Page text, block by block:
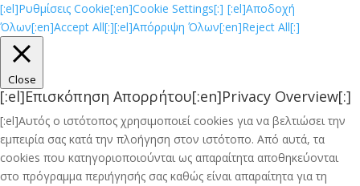
[:el]Ρυθμίσεις Cookie[:en]Cookie Settings[:] [:el]Αποδοχή
Όλων[:en]Accept All[:][:el]Απόρριψη Όλων[:en]Reject All[:]
Close
[:el]Επισκόπηση Απορρήτου[:en]Privacy Overview[:]
[:el]Αυτός ο ιστότοπος χρησιμοποιεί cookies για να βελτιώσει την
εμπειρία σας κατά την πλοήγηση στον ιστότοπο. Από αυτά, τα
cookies που κατηγοριοποιούνται ως απαραίτητα αποθηκεύονται
στο πρόγραμμα περιήγησής σας καθώς είναι απαραίτητα για τη